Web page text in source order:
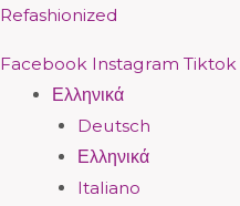
Μετάβαση
περιεχόμενο
Refashionized
Facebook Instagram Tiktok
Menu
Ελληνικά
Deutsch
Ελληνικά
Italiano
Menu
Menu
Menu
Menu
Menu
Menu
Menu